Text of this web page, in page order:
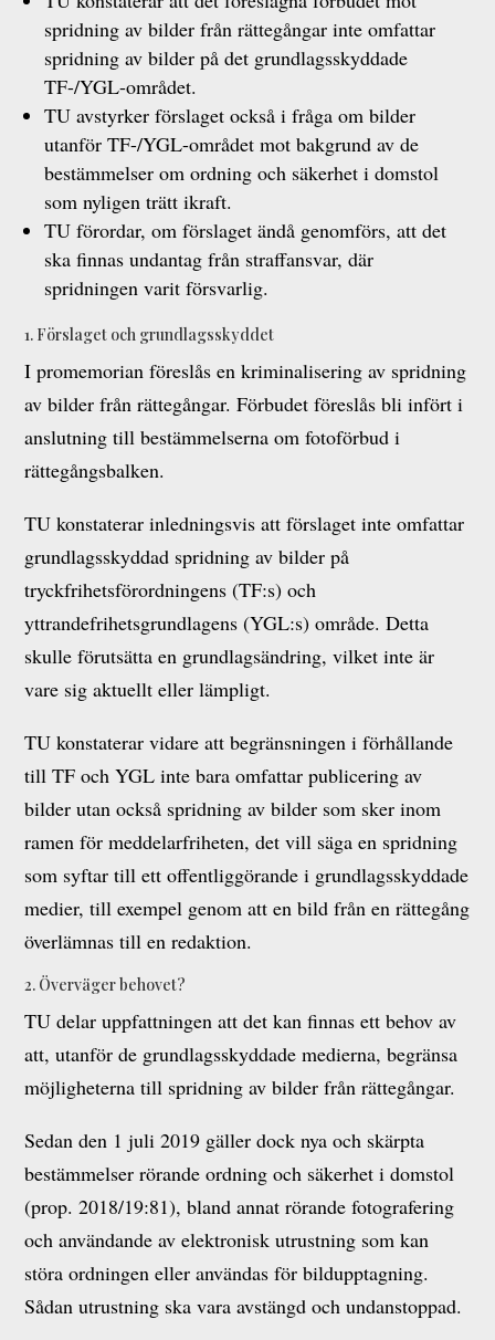
spridning av bilder från rättegångar inte omfattar
spridning av bilder på det grundlagsskyddade
TF-/YGL-området.
TU avstyrker förslaget också i fråga om bilder
utanför TF-/YGL-området mot bakgrund av de
bestämmelser om ordning och säkerhet i domstol
som nyligen trätt ikraft.
TU förordar, om förslaget ändå genomförs, att det
ska finnas undantag från straffansvar, där
spridningen varit försvarlig.
1. Förslaget och grundlagsskyddet
I promemorian föreslås en kriminalisering av spridning
av bilder från rättegångar. Förbudet föreslås bli infört i
anslutning till bestämmelserna om fotoförbud i
rättegångsbalken.
TU konstaterar inledningsvis att förslaget inte omfattar
grundlagsskyddad spridning av bilder på
tryckfrihetsförordningens (TF:s) och
yttrandefrihetsgrundlagens (YGL:s) område. Detta
skulle förutsätta en grundlagsändring, vilket inte är
vare sig aktuellt eller lämpligt.
TU konstaterar vidare att begränsningen i förhållande
till TF och YGL inte bara omfattar publicering av
bilder utan också spridning av bilder som sker inom
ramen för meddelarfriheten, det vill säga en spridning
som syftar till ett offentliggörande i grundlagsskyddade
medier, till exempel genom att en bild från en rättegång
överlämnas till en redaktion.
2. Överväger behovet?
TU delar uppfattningen att det kan finnas ett behov av
att, utanför de grundlagsskyddade medierna, begränsa
möjligheterna till spridning av bilder från rättegångar.
Sedan den 1 juli 2019 gäller dock nya och skärpta
bestämmelser rörande ordning och säkerhet i domstol
(prop. 2018/19:81), bland annat rörande fotografering
och användande av elektronisk utrustning som kan
störa ordningen eller användas för bildupptagning.
Sådan utrustning ska vara avstängd och undanstoppad.